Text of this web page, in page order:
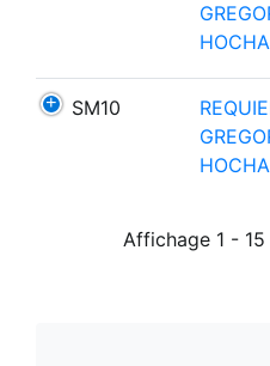
SM10
Affichage 1 -